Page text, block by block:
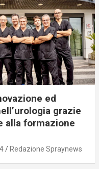
ed
grazie
alla formazione
Redazione Spraynews